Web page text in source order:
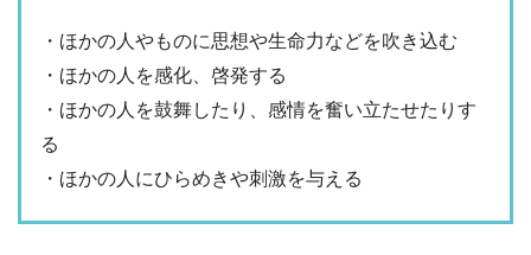
・ほかの人やものに思想や生命力などを吹き込む
・ほかの人を感化、啓発する
・ほかの人を鼓舞したり、感情を奮い立たせたりす
る
・ほかの人にひらめきや刺激を与える